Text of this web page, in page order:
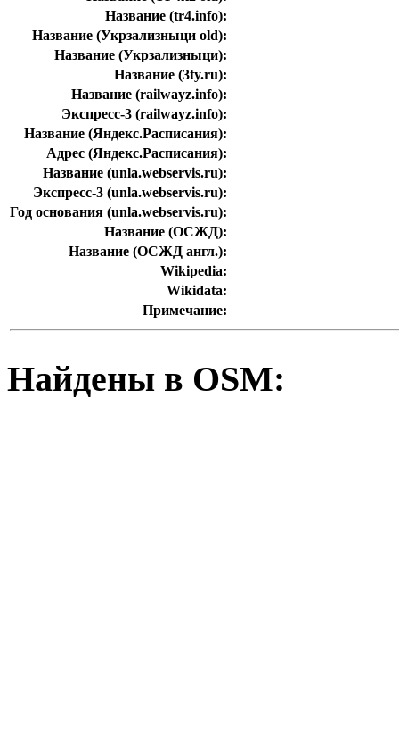
Название (tr4.info):
Название (Укрзализныци old):
Название (Укрзализныци):
Название (3ty.ru):
Название (railwayz.info):
Экспресс-3 (railwayz.info):
Название (Яндекс.Расписания):
Адрес (Яндекс.Расписания):
Название (unla.webservis.ru):
Экспресс-3 (unla.webservis.ru):
Год основания (unla.webservis.ru):
Название (ОСЖД):
Название (ОСЖД англ.):
Wikipedia:
Wikidata:
Примечание:
Найдены в OSM: